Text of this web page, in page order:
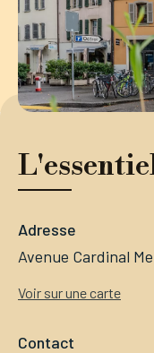
Adresse
Avenue Cardinal
Voir sur une carte
Contact